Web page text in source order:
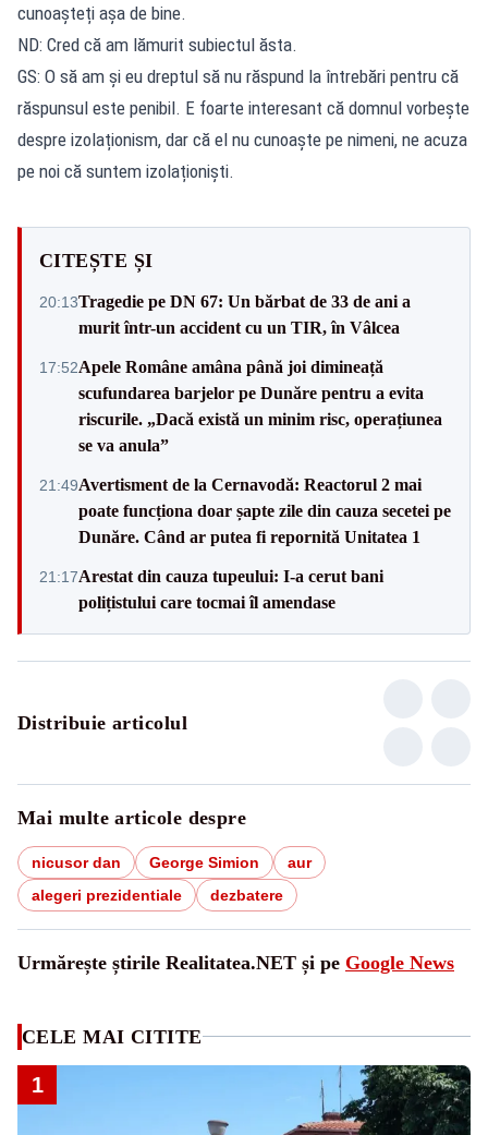
cunoașteți așa de bine.
ND: Cred că am lămurit subiectul ăsta.
GS: O să am și eu dreptul să nu răspund la întrebări pentru că
răspunsul este penibil. E foarte interesant că domnul vorbește
despre izolaționism, dar că el nu cunoaște pe nimeni, ne acuza
pe noi că suntem izolaționiști.
CITEȘTE ȘI
20:13Tragedie pe DN 67: Un bărbat de 33 de ani a
murit într-un accident cu un TIR, în Vâlcea
17:52Apele Române amâna până joi dimineață
scufundarea barjelor pe Dunăre pentru a evita
riscurile. „Dacă există un minim risc, operațiunea
se va anula”
21:49Avertisment de la Cernavodă: Reactorul 2 mai
poate funcționa doar șapte zile din cauza secetei pe
Dunăre. Când ar putea fi repornită Unitatea 1
21:17Arestat din cauza tupeului: I-a cerut bani
polițistului care tocmai îl amendase
Distribuie articolul
Mai multe articole despre
nicusor dan George Simion
aur
alegeri prezidentiale
dezbatere
Urmărește știrile Realitatea.NET și pe Google News
CELE MAI CITITE
1